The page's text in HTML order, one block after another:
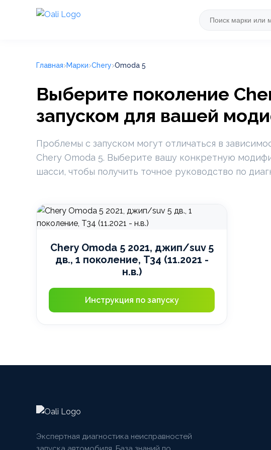
Главная Марки Chery Omoda 5
Выберите поколение
запуском для вашей
Проблемы с запуском могут отличаться в
Chery Omoda 5. Выберите вашу конкретную
шасси, чтобы получить точное руководство по
Chery Omoda 5 2021, джип/suv 5
дв., 1 поколение, T34 (11.2021 -
н.в.)
Инструкция по запуску
Экспертная диагностика неисправностей